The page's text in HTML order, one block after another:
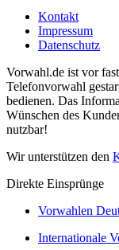
Kontakt
Impressum
Datenschutz
Vorwahl.de ist vor
Telefonvorwahl
bedienen. Das
Wünschen des
nutzbar!
Wir unterstützen den
Direkte Einsprünge
Vorwahlen
Internationale